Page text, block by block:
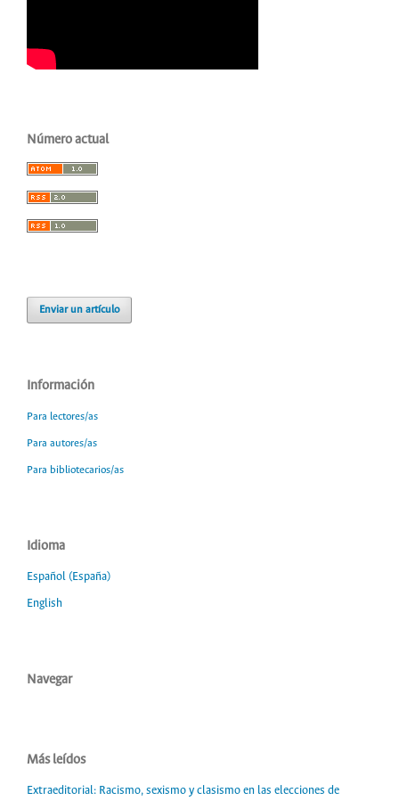
Número actual
Enviar un artículo
Información
Para lectores/as
Para autores/as
Para bibliotecarios/as
Idioma
Español (España)
English
Navegar
Más leídos
Extraeditorial: Racismo, sexismo y clasismo en las elecciones de